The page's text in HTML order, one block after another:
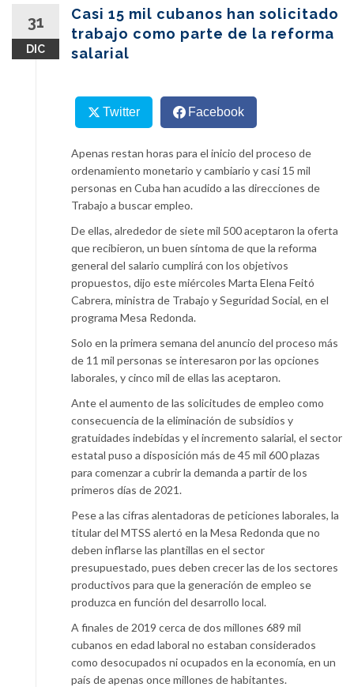
31
DIC
Casi 15 mil cubanos han solicitado
trabajo como parte de la reforma
salarial
Twitter Facebook
Apenas restan horas para el inicio del proceso de
ordenamiento monetario y cambiario y casi 15 mil
personas en Cuba han acudido a las direcciones de
Trabajo a buscar empleo.
De ellas, alrededor de siete mil 500 aceptaron la oferta
que recibieron, un buen síntoma de que la reforma
general del salario cumplirá con los objetivos
propuestos, dijo este miércoles Marta Elena Feitó
Cabrera, ministra de Trabajo y Seguridad Social, en el
programa Mesa Redonda.
Solo en la primera semana del anuncio del proceso más
de 11 mil personas se interesaron por las opciones
laborales, y cinco mil de ellas las aceptaron.
Ante el aumento de las solicitudes de empleo como
consecuencia de la eliminación de subsidios y
gratuidades indebidas y el incremento salarial, el sector
estatal puso a disposición más de 45 mil 600 plazas
para comenzar a cubrir la demanda a partir de los
primeros días de 2021.
Pese a las cifras alentadoras de peticiones laborales, la
titular del MTSS alertó en la Mesa Redonda que no
deben inflarse las plantillas en el sector
presupuestado, pues deben crecer las de los sectores
productivos para que la generación de empleo se
produzca en función del desarrollo local.
A finales de 2019 cerca de dos millones 689 mil
cubanos en edad laboral no estaban considerados
como desocupados ni ocupados en la economía, en un
país de apenas once millones de habitantes.